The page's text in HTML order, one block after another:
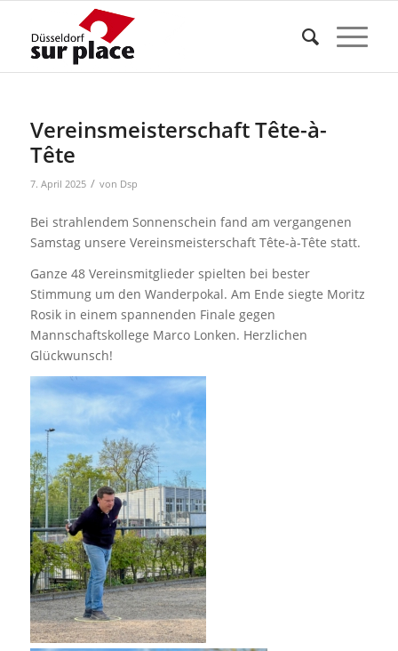
Vereinsmeisterschaft Tête-à-
Tête
7. April 2025 / von Dsp
Bei strahlendem Sonnenschein fand am vergangenen
Samstag unsere Vereinsmeisterschaft Tête-à-Tête statt.
Ganze 48 Vereinsmitglieder spielten bei bester
Stimmung um den Wanderpokal. Am Ende siegte Moritz
Rosik in einem spannenden Finale gegen
Mannschaftskollege Marco Lonken. Herzlichen
Glückwunsch!